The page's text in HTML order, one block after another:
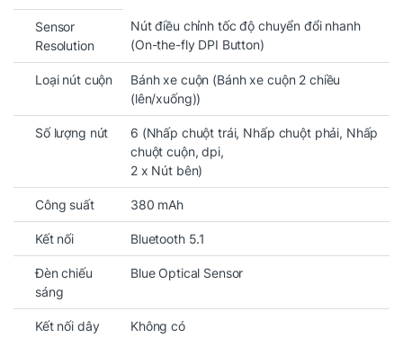
Sensor
Resolution
Nút điều chỉnh tốc độ chuyển đổi nhanh
(On-the-fly DPI Button)
Loại nút cuộn
Bánh xe cuộn (Bánh xe cuộn 2 chiều
(lên/xuống))
Số lượng nút
6 (Nhấp chuột trái, Nhấp chuột phải, Nhấp
chuột cuộn, dpi,
2 x Nút bên)
Công suất 380 mAh
Kết nối Bluetooth 5.1
Đèn chiếu
sáng
Blue Optical Sensor
Kết nối dây
Không có